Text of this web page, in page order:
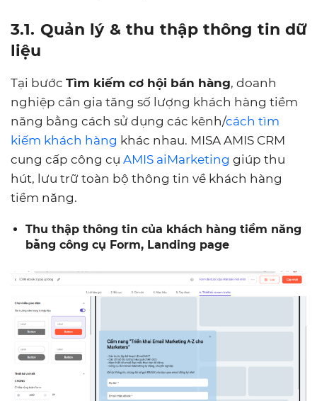
3.1. Quản lý & thu thập thông tin dữ
liệu
Tại bước Tìm kiếm cơ hội bán hàng, doanh
nghiệp cần gia tăng số lượng khách hàng tiềm
năng bằng cách sử dụng các kênh/cách tìm
kiếm khách hàng khác nhau. MISA AMIS CRM
cung cấp công cụ AMIS aiMarketing giúp thu
hút, lưu trữ toàn bộ thông tin về khách hàng
tiềm năng.
Thu thập thông tin của khách hàng tiềm năng
bằng công cụ Form, Landing page